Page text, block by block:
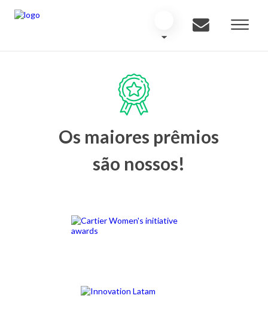
Os maiores prêmios
são nossos!